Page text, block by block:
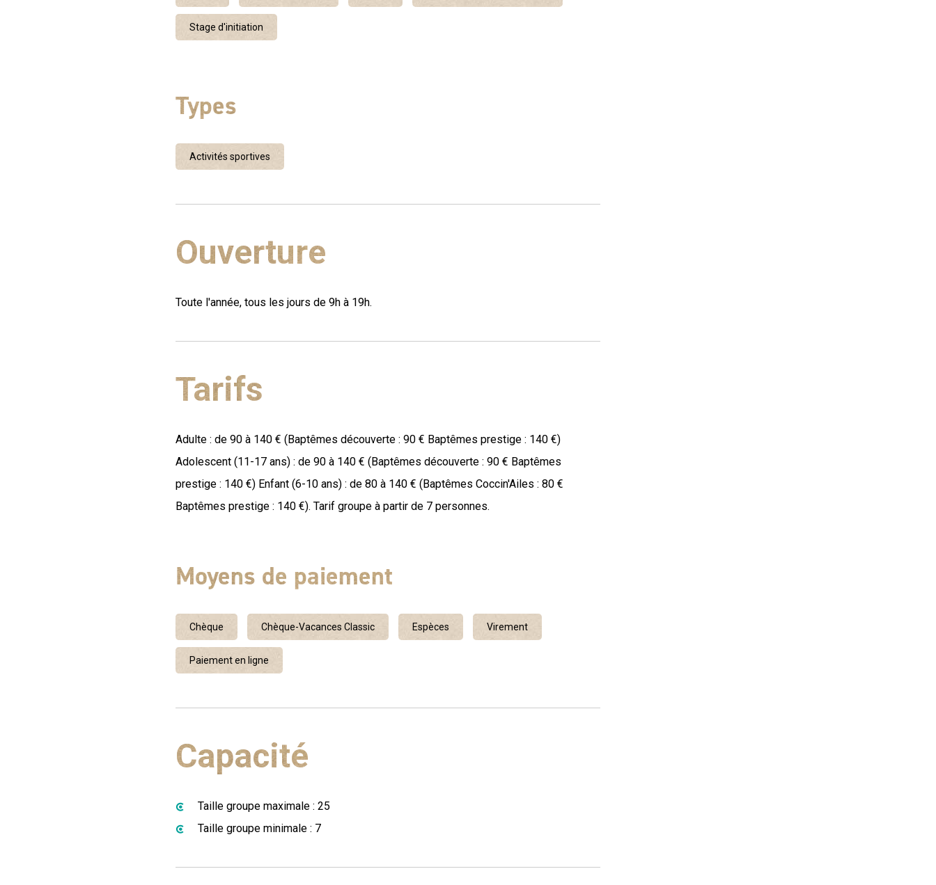
Stage d'initiation
Types
Activités sportives
Ouverture
Toute l'année, tous les jours de 9h à 19h.
Tarifs
Adulte : de 90 à 140 € (Baptêmes découverte : 90 € Baptêmes prestige : 140 €)
Adolescent (11-17 ans) : de 90 à 140 € (Baptêmes découverte : 90 € Baptêmes
prestige : 140 €) Enfant (6-10 ans) : de 80 à 140 € (Baptêmes Coccin'Ailes : 80 €
Baptêmes prestige : 140 €). Tarif groupe à partir de 7 personnes.
Moyens de paiement
Chèque Chèque-Vacances Classic Espèces Virement
Paiement en ligne
Capacité
Taille groupe maximale : 25
Taille groupe minimale : 7